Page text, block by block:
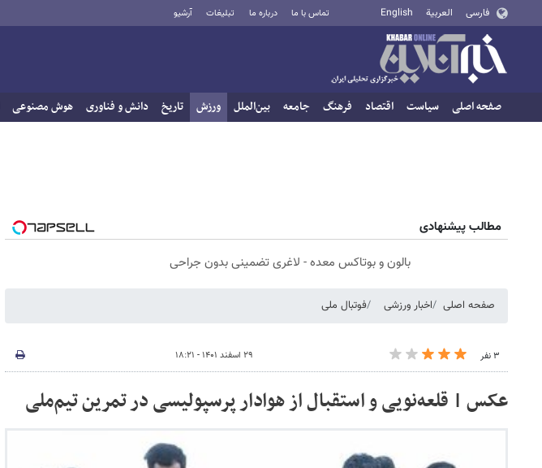
فارسی العربية English تماس با ما درباره ما تبلیغات آرشیو
صفحه اصلی سیاست اقتصاد فرهنگ جامعه بین‌الملل ورزش تاریخ دانش و فناوری هوش مصنوعی
مطالب پیشنهادی
بالون و بوتاکس معده - لاغری تضمینی بدون جراحی
صفحه اصلی اخبار ورزشی فوتبال ملی
۳ نفر ۲۹ اسفند ۱۴۰۱ - ۱۸:۲۱
عکس | قلعه‌نویی و استقبال از هوادار پرسپولیسی در تمرین تیم‌ملی